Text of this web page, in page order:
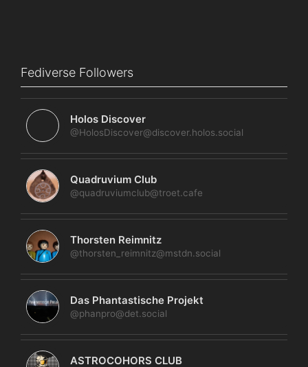
Fediverse Followers
Holos Discover
@HolosDiscover@discover.holos.social
Quadruvium Club
@quadruviumclub@troet.cafe
Thorsten Reimnitz
@thorsten_reimnitz@mstdn.social
Das Phantastische Projekt
@phanpro@det.social
ASTROCOHORS CLUB